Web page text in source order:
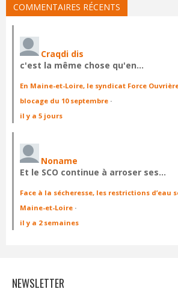
COMMENTAIRES RÉCENTS
Craqdi dis
c'est la même chose qu'en…
En Maine-et-Loire, le syndicat Force
blocage du 10 septembre ·
il y a 5 jours
Noname
Et le SCO continue à arroser ses…
Face à la sécheresse, les restrictions d’eau
Maine-et-Loire ·
il y a 2 semaines
NEWSLETTER